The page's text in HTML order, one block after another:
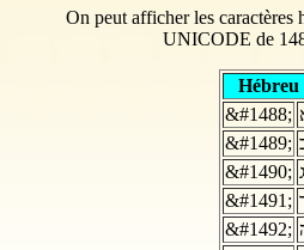
On peut afficher les caractères
UNICODE de
Hébreu
&#1488;
&#1489;
&#1490; ג
&#1491;
&#1492;